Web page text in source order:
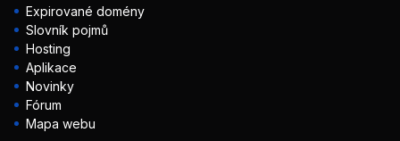
Expirované domény
Slovník pojmů
Hosting
Aplikace
Novinky
Fórum
Mapa webu